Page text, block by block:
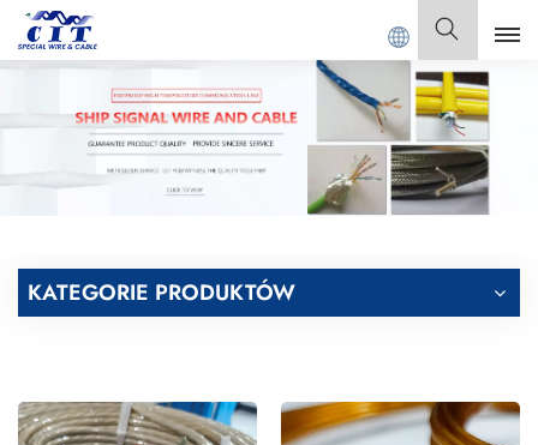
CIT SPECIAL CABLE Co., Ltd . Polski
English
Français
Italiano
Español
KATEGORIE PRODUKTÓW